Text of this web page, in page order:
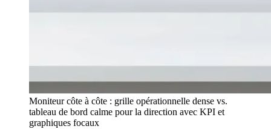
Moniteur côte à côte : grille opérationnelle dense vs.
tableau de bord calme pour la direction avec KPI et
graphiques focaux